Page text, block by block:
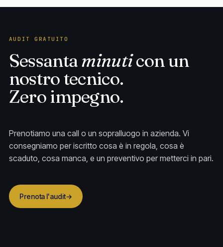
AUDIT GRATUITO
Sessantaminuticon un
nostro tecnico.
Zero impegno.
Prenotiamo una call o un sopralluogo in azienda. Vi
consegniamo per iscritto cosa è in regola, cosa è
scaduto, cosa manca, e un preventivo per metterci in pari.
Prenota l'audit→